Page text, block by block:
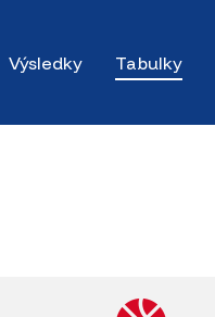
Výsledky Tabulky